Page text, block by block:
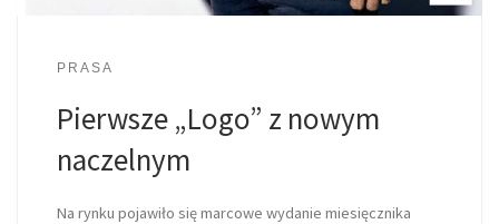
PRASA
Pierwsze „Logo” z nowym
naczelnym
Na rynku pojawiło się marcowe wydanie miesięcznika